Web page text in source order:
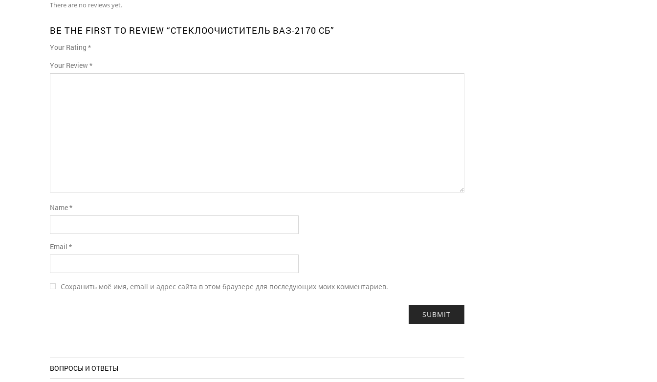
There are no reviews yet.
BE THE FIRST TO REVIEW “СТЕКЛООЧИСТИТЕЛЬ ВАЗ-2170 СБ”
Your Rating *
Your Review *
Name*
Email *
Сохранить моё имя, email и адрес сайта в этом браузере для последующих моих комментариев.
ВОПРОСЫ И ОТВЕТЫ